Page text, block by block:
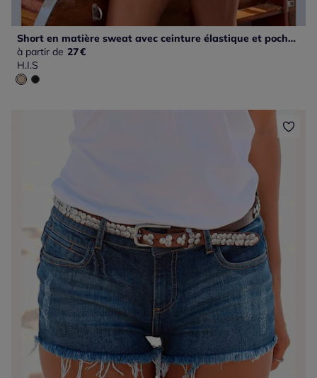
Short en matière sweat avec ceinture élastique et poches pratiques
à partir de 27€
H.I.S